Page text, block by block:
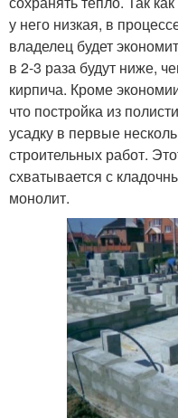
у него низкая, в
владелец будет
в 2-3 раза будут ниже,
кирпича. Кроме
что постройка из
усадку в первые
строительных работ.
схватывается с
монолит.